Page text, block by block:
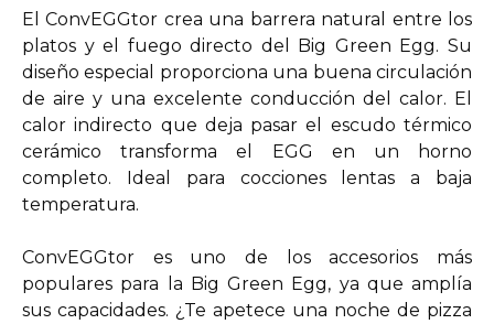
El ConvEGGtor crea una barrera natural entre los
platos y el fuego directo del Big Green Egg. Su
diseño especial proporciona una buena circulación
de aire y una excelente conducción del calor. El
calor indirecto que deja pasar el escudo térmico
cerámico transforma el EGG en un horno
completo. Ideal para cocciones lentas a baja
temperatura.
ConvEGGtor es uno de los accesorios más
populares para la Big Green Egg, ya que amplía
sus capacidades. ¿Te apetece una noche de pizza